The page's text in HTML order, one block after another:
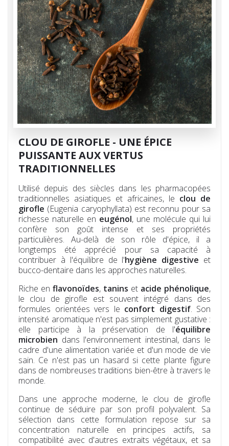
CLOU DE GIROFLE - UNE ÉPICE
PUISSANTE AUX VERTUS
TRADITIONNELLES
Utilisé depuis des siècles dans les pharmacopées
traditionnelles asiatiques et africaines, le clou de
girofle (Eugenia caryophyllata) est reconnu pour sa
richesse naturelle en eugénol, une molécule qui lui
confère son goût intense et ses propriétés
particulières. Au-delà de son rôle d'épice, il a
longtemps été apprécié pour sa capacité à
contribuer à l'équilibre de l'hygiène digestive et
bucco-dentaire dans les approches naturelles.
Riche en flavonoïdes, tanins et acide phénolique,
le clou de girofle est souvent intégré dans des
formules orientées vers le confort digestif. Son
intensité aromatique n'est pas simplement gustative :
elle participe à la préservation de l'équilibre
microbien dans l'environnement intestinal, dans le
cadre d'une alimentation variée et d'un mode de vie
sain. Ce n'est pas un hasard si cette plante figure
dans de nombreuses traditions bien-être à travers le
monde.
Dans une approche moderne, le clou de girofle
continue de séduire par son profil polyvalent. Sa
sélection dans cette formulation repose sur sa
concentration naturelle en principes actifs, sa
compatibilité avec d'autres extraits végétaux, et sa